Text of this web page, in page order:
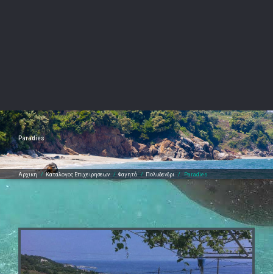
Paradies
Αρχικη /Καταλογος Επιχειρησεων / Φαγητό/ Πολυδενδρι /Paradies